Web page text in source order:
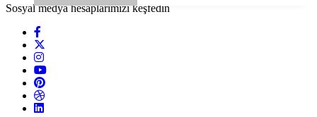
Sosyal medya hesaplarımızı keşfedin